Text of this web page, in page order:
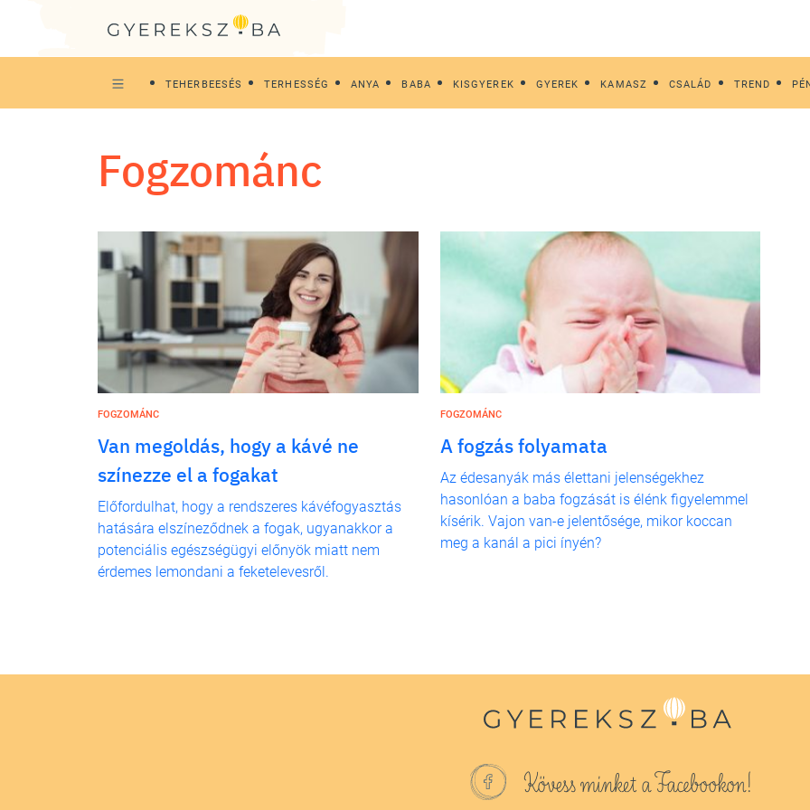
TEHERBEESÉS TERHESSÉG ANYA BABA KISGYEREK GYEREK KAMASZ CSALÁD TREND
fogzománc
FOGZOMÁNC
Van megoldás, hogy a kávé ne
színezze el a fogakat
Előfordulhat, hogy a rendszeres kávéfogyasztás
hatására elszíneződnek a fogak, ugyanakkor a
potenciális egészségügyi előnyök miatt nem
érdemes lemondani a feketelevesről.
FOGZOMÁNC
A fogzás folyamata
Az édesanyák más élettani jelenségekhez
hasonlóan a baba fogzását is élénk figyelemmel
kísérik. Vajon van-e jelentősége, mikor koccan
meg a kanál a pici ínyén?
Kövess minket a Facebookon!